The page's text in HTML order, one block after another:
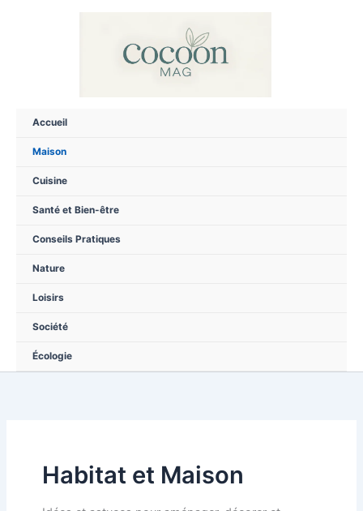
Accueil
Maison
Cuisine
Santé et Bien-être
Conseils Pratiques
Nature
Loisirs
Société
Écologie
Habitat et Maison